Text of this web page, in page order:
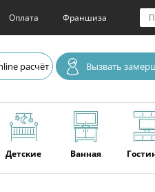
Оплата Франшиза
расчёт Вызвать
Детские Ванная